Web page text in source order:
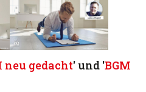
neu gedacht' und 'BGM